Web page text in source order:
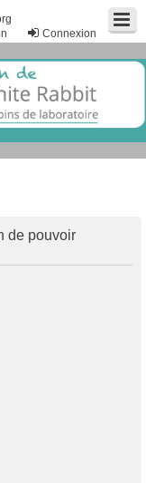
Connexion
de pouvoir